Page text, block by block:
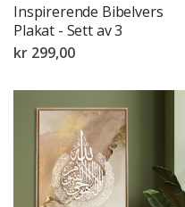
Inspirerende Bibelvers
Plakat - Sett av 3
kr 299,00